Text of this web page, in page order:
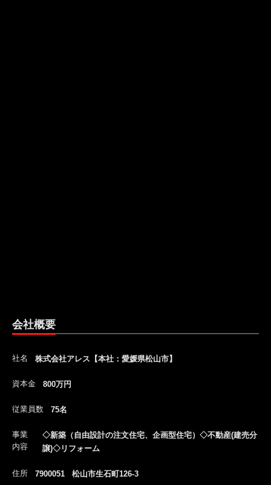
会社概要
社名 株式会社アレス【本社：愛媛県松山市】
資本金 800万円
従業員数 75名
事業
内容
◇新築（自由設計の注文住宅、企画型住宅）◇不動産(建売分
譲)◇リフォーム
住所 7900051 松山市生石町126-3